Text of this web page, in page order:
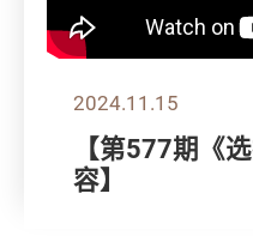
2024.11.15
【第577期《
容】